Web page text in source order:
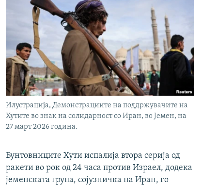
Илустрација, Демонстрациите на поддржувачите на
Хутите во знак на солидарност со Иран, во Јемен, на
27 март 2026 година.
Бунтовниците Хути испалија втора серија од
ракети во рок од 24 часа против Израел, додека
јеменската група, сојузничка на Иран, го